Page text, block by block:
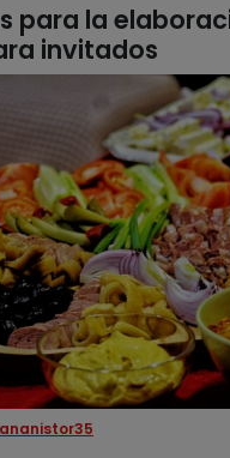
para la
invitados